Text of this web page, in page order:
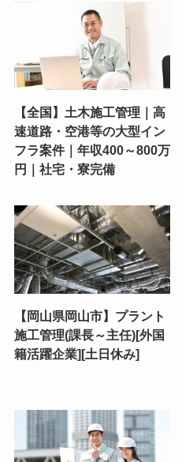
【全国】土木施工管理｜高
速道路・空港等の大型イン
フラ案件｜年収400～800万
円｜社宅・寮完備
【岡山県岡山市】プラント
施工管理(課長～主任)[外国
籍活躍企業][土日休み]